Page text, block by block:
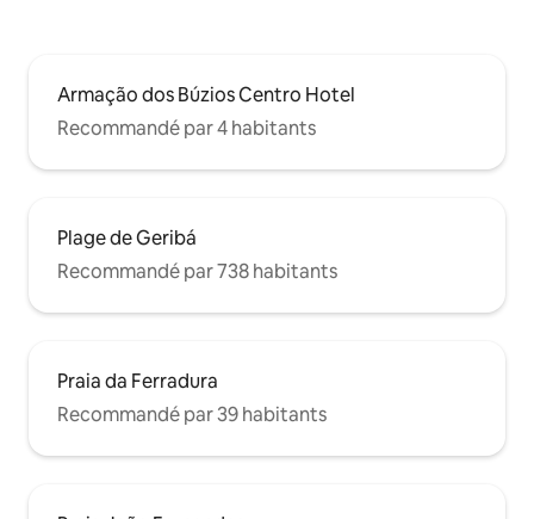
Armação dos Búzios Centro Hotel
Recommandé par 4 habitants
Plage de Geribá
Recommandé par 738 habitants
Praia da Ferradura
Recommandé par 39 habitants